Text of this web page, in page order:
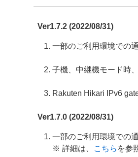
Ver1.7.2 (2022/08/31)
一部のご利用環境での
子機、中継機モード時
Rakuten Hikari IPv6
Ver1.7.0 (2022/08/31)
一部のご利用環境での
※ 詳細は、
こちら を参